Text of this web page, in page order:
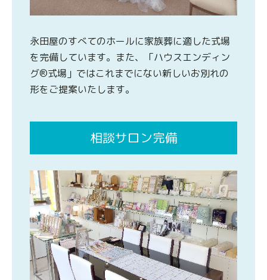
永田屋のすべてのホールに家族葬に適した式場
を完備しています。また、「ハウスエンディン
グ®式場」ではこれまでにない新しいお別れの
形をご提案いたします。
相談サロン完備